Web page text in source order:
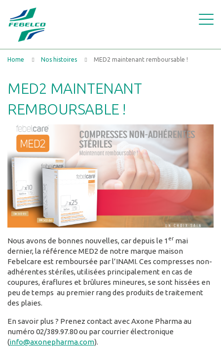
Home Nos histoires MED2 maintenant remboursable !
MED2 MAINTENANT
REMBOURSABLE !
Nous avons de bonnes nouvelles, car depuis le 1 ermai
dernier, la référence MED2 de notre marque maison
Febelcare est remboursée par l’INAMI. Ces compresses non-
adhérentes stériles, utilisées principalement en cas de
coupures, éraflures et brûlures mineures, se sont hissées en
peu de temps au premier rang des produits de traitement
des plaies.
En savoir plus ? Prenez contact avec Axone Pharma au
numéro 02/389.97.80 ou par courrier électronique
(info@axonepharma.com).